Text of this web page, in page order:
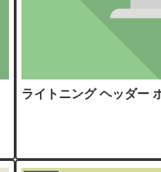
ライトニング ヘッダー